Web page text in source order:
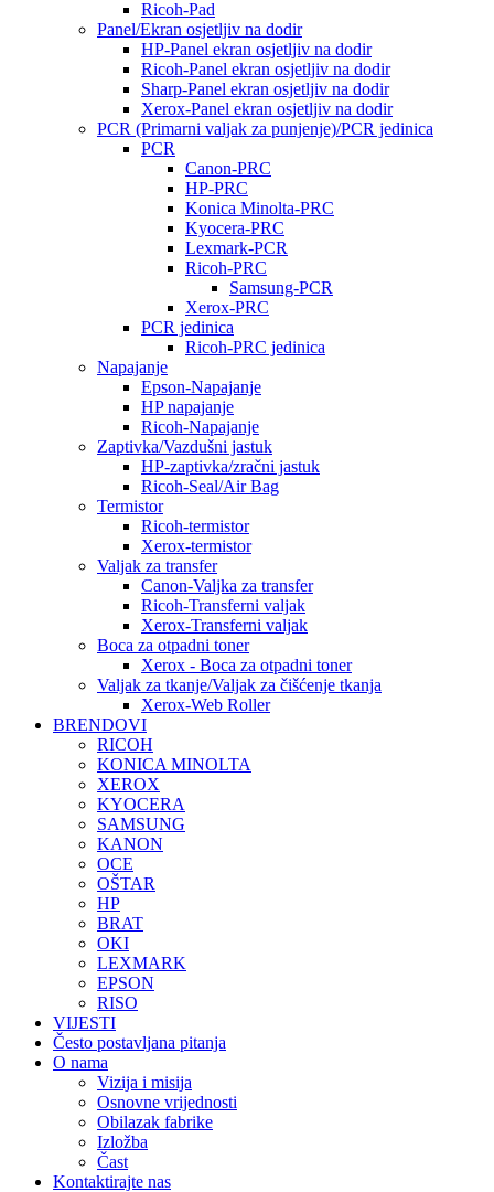
Ricoh-Pad
Panel/Ekran osjetljiv na dodir
HP-Panel ekran osjetljiv na dodir
Ricoh-Panel ekran osjetljiv na dodir
Sharp-Panel ekran osjetljiv na dodir
Xerox-Panel ekran osjetljiv na dodir
PCR (Primarni valjak za punjenje)/PCR jedinica
PCR
Canon-PRC
HP-PRC
Konica Minolta-PRC
Kyocera-PRC
Lexmark-PCR
Ricoh-PRC
Samsung-PCR
Xerox-PRC
PCR jedinica
Ricoh-PRC jedinica
Napajanje
Epson-Napajanje
HP napajanje
Ricoh-Napajanje
Zaptivka/Vazdušni jastuk
HP-zaptivka/zračni jastuk
Ricoh-Seal/Air Bag
Termistor
Ricoh-termistor
Xerox-termistor
Valjak za transfer
Canon-Valjka za transfer
Ricoh-Transferni valjak
Xerox-Transferni valjak
Boca za otpadni toner
Xerox - Boca za otpadni toner
Valjak za tkanje/Valjak za čišćenje tkanja
Xerox-Web Roller
BRENDOVI
RICOH
KONICA MINOLTA
XEROX
KYOCERA
SAMSUNG
KANON
OCE
OŠTAR
HP
BRAT
OKI
LEXMARK
EPSON
RISO
VIJESTI
Često postavljana pitanja
O nama
Vizija i misija
Osnovne vrijednosti
Obilazak fabrike
Izložba
Čast
Kontaktirajte nas